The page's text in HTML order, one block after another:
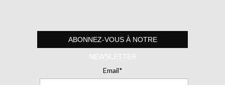
ABONNEZ-VOUS À NOTRE
NEWSLETTER
Email*